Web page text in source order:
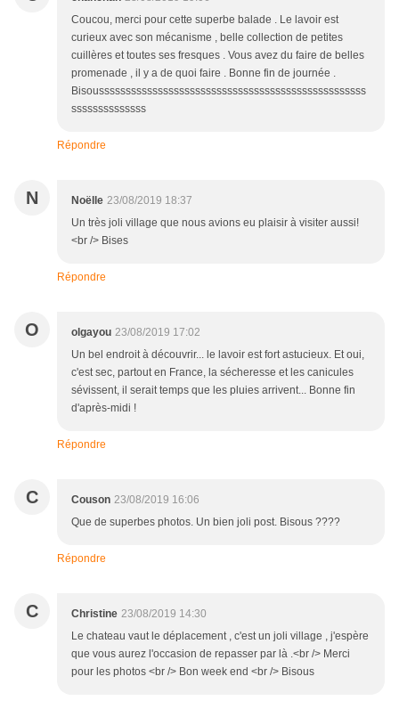
Coucou, merci pour cette superbe balade . Le lavoir est
curieux avec son mécanisme , belle collection de petites
cuillères et toutes ses fresques . Vous avez du faire de belles
promenade , il y a de quoi faire . Bonne fin de journée .
Bisoussssssssssssssssssssssssssssssssssssssssssssssssss
ssssssssssssss
Répondre
N Noëlle 23/08/2019 18:37
Un très joli village que nous avions eu plaisir à visiter aussi!
<br /> Bises
Répondre
O olgayou 23/08/2019 17:02
Un bel endroit à découvrir... le lavoir est fort astucieux. Et oui,
c'est sec, partout en France, la sécheresse et les canicules
sévissent, il serait temps que les pluies arrivent... Bonne fin
d'après-midi !
Répondre
C Couson 23/08/2019 16:06
Que de superbes photos. Un bien joli post. Bisous ????
Répondre
C Christine 23/08/2019 14:30
Le chateau vaut le déplacement , c'est un joli village , j'espère
que vous aurez l'occasion de repasser par là .<br /> Merci
pour les photos <br /> Bon week end <br /> Bisous